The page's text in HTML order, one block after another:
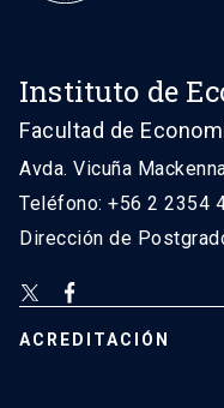
Instituto de
Facultad de
Avda. Vicuña
Teléfono: +56 2 2354
Dirección de
ACREDITACIÓN